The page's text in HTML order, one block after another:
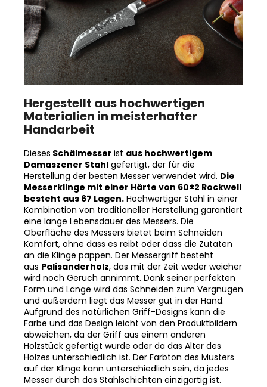
Hergestellt aus hochwertigen
Materialien in meisterhafter
Handarbeit
Dieses Schälmesser ist aus hochwertigem
Damaszener Stahl gefertigt, der für die
Herstellung der besten Messer verwendet wird. Die
Messerklinge mit einer Härte von 60±2 Rockwell
besteht aus 67 Lagen. Hochwertiger Stahl in einer
Kombination von traditioneller Herstellung garantiert
eine lange Lebensdauer des Messers. Die
Oberfläche des Messers bietet beim Schneiden
Komfort, ohne dass es reibt oder dass die Zutaten
an die Klinge pappen. Der Messergriff besteht
aus Palisanderholz, das mit der Zeit weder weicher
wird noch Geruch annimmt. Dank seiner perfekten
Form und Länge wird das Schneiden zum Vergnügen
und außerdem liegt das Messer gut in der Hand.
Aufgrund des natürlichen Griff-Designs kann die
Farbe und das Design leicht von den Produktbildern
abweichen, da der Griff aus einem anderen
Holzstück gefertigt wurde oder da das Alter des
Holzes unterschiedlich ist. Der Farbton des Musters
auf der Klinge kann unterschiedlich sein, da jedes
Messer durch das Stahlschichten einzigartig ist.